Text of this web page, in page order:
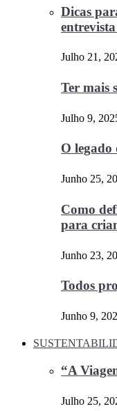
Dicas
Julho 21,
Ter mais
Julho 9,
O legado
Junho 25,
Como
para
Junho 23,
Todos
Junho 9,
“A
Julho 25,